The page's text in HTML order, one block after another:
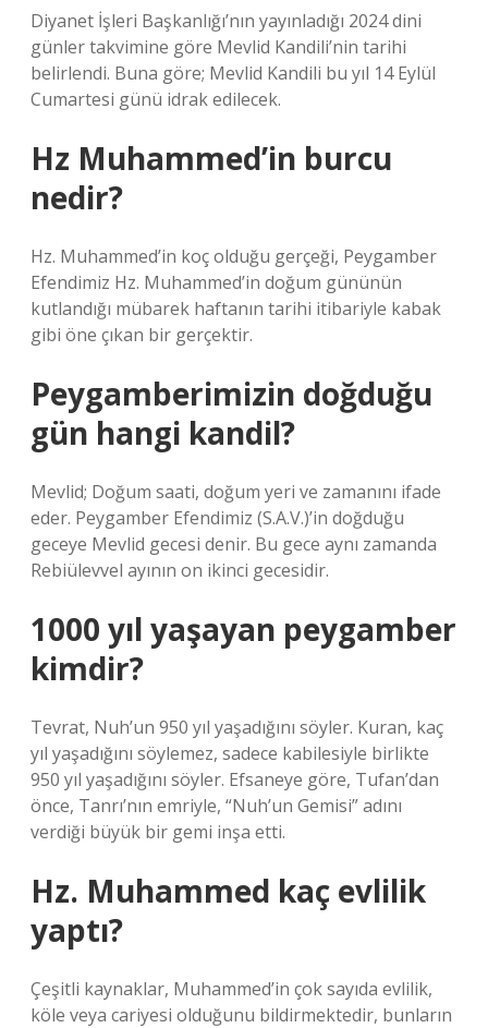
Diyanet İşleri Başkanlığı’nın yayınladığı 2024 dini
günler takvimine göre Mevlid Kandili’nin tarihi
belirlendi. Buna göre; Mevlid Kandili bu yıl 14 Eylül
Cumartesi günü idrak edilecek.
Hz Muhammed’in burcu
nedir?
Hz. Muhammed’in koç olduğu gerçeği, Peygamber
Efendimiz Hz. Muhammed’in doğum gününün
kutlandığı mübarek haftanın tarihi itibariyle kabak
gibi öne çıkan bir gerçektir.
Peygamberimizin doğduğu
gün hangi kandil?
Mevlid; Doğum saati, doğum yeri ve zamanını ifade
eder. Peygamber Efendimiz (S.A.V.)’in doğduğu
geceye Mevlid gecesi denir. Bu gece aynı zamanda
Rebiülevvel ayının on ikinci gecesidir.
1000 yıl yaşayan peygamber
kimdir?
Tevrat, Nuh’un 950 yıl yaşadığını söyler. Kuran, kaç
yıl yaşadığını söylemez, sadece kabilesiyle birlikte
950 yıl yaşadığını söyler. Efsaneye göre, Tufan’dan
önce, Tanrı’nın emriyle, “Nuh’un Gemisi” adını
verdiği büyük bir gemi inşa etti.
Hz. Muhammed kaç evlilik
yaptı?
Çeşitli kaynaklar, Muhammed’in çok sayıda evlilik,
köle veya cariyesi olduğunu bildirmektedir, bunların